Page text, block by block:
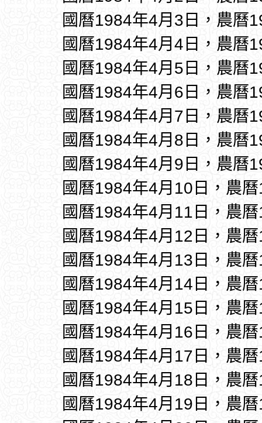
國曆1984年4月3日，農曆
國曆1984年4月4日，農曆
國曆1984年4月5日，農曆
國曆1984年4月6日，農曆
國曆1984年4月7日，農曆
國曆1984年4月8日，農曆
國曆1984年4月9日，農曆
國曆1984年4月10日，農
國曆1984年4月11日，農
國曆1984年4月12日，農
國曆1984年4月13日，農
國曆1984年4月14日，農
國曆1984年4月15日，農
國曆1984年4月16日，農
國曆1984年4月17日，農
國曆1984年4月18日，農
國曆1984年4月19日，農